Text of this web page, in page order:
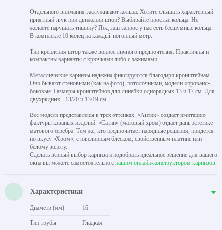
Отдельного внимания заслуживают кольца. Хотите слышать характерный
приятный звук при движении штор? Выбирайте простые кольца. Не
желаете нарушать тишину? Под ваш запрос у нас есть бесшумные кольца.
В комплекте 10 колец на каждый погонный метр.
Тип крепления штор также вопрос личного предпочтения. Практичны и
компактны варианты с крючками либо с зажимами.
Металлические карнизы надежно фиксируются благодаря кронштейнам.
Они бывают стеновыми (как на фото), потолочными, модели «прованс»,
боковые. Размеры кронштейнов для линейки однорядных 13 и 17 см. Для
двухрядных - 13/20 и 13/19 см.
Все модели представлены в трех оттенках. «Антик» создает имитацию
фактуры кованых изделий. «Сатин» (матовый хром) отдает дань эстетике
матового серебра. Тем же, кто предпочитает нарядные решения, придется
по вкусу «Хром», с ювелирным блеском, свойственным платине или
белому золоту.
Сделать верный выбор карниза и подобрать идеальное решение для вашего
окна вы можете самостоятельно с нашим онлайн-конструктором карнизов.
Характеристики
Диаметр (мм) 16
Тип трубы Гладкая